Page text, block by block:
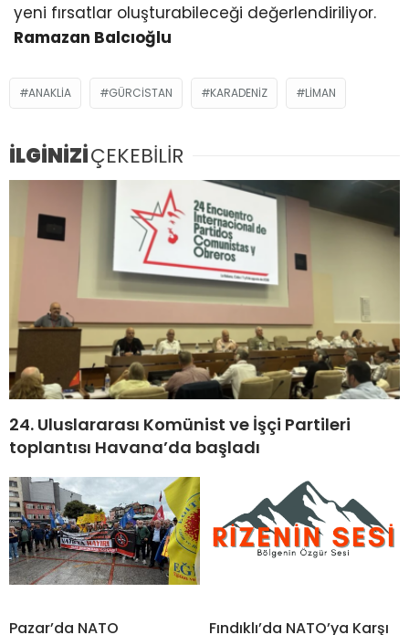
yeni fırsatlar oluşturabileceği değerlendiriliyor.
Ramazan Balcıoğlu
ANAKLIA GÜRCISTAN KARADENIZ LIMAN
İLGİNİZİÇEKEBİLİR
24. Uluslararası Komünist ve İşçi Partileri
toplantısı Havana’da başladı
Pazar’da NATO Fındıklı’da NATO’ya Karşı